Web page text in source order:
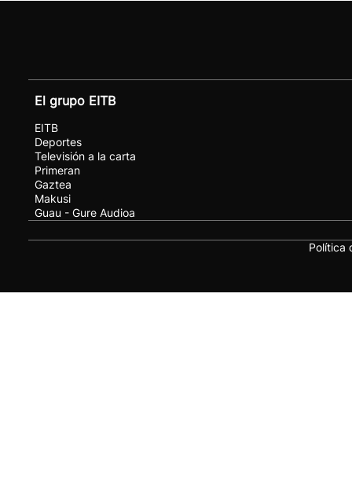
El grupo EITB
EITB
Deportes
Televisión a la carta
Primeran
Gaztea
Makusi
Guau - Gure Audioa
Política